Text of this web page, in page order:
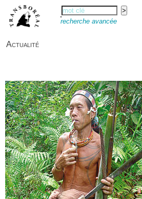
recherche avancée
Actualité